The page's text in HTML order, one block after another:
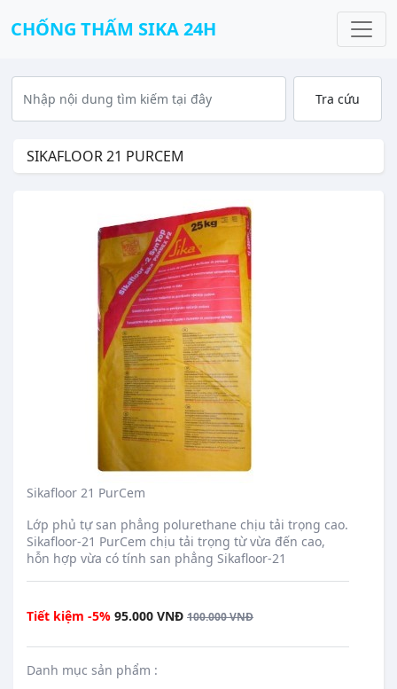
CHỐNG THẤM SIKA 24H
SIKAFLOOR 21 PURCEM
Sikafloor 21 PurCem
translation missing: en.products.product.loader_label
Lớp phủ tự san phẳng polurethane chịu tải trọng cao.
Sikafloor-21 PurCem chịu tải trọng từ vừa đến cao,
hỗn hợp vừa có tính san phẳng Sikafloor-21
Tiết kiệm -5% 95.000 VNĐ 100.000 VNĐ
Danh mục sản phẩm :